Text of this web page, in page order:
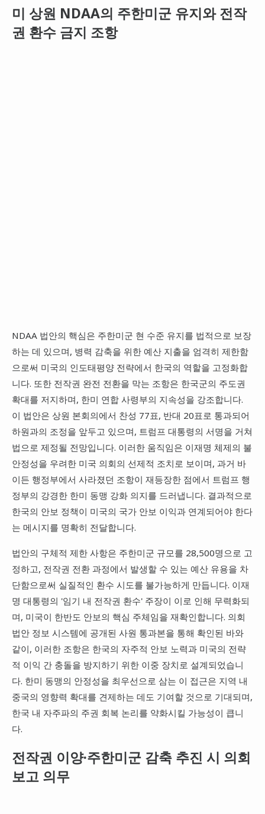
미 상원 NDAA의 주한미군 유지와 전작
권 환수 금지 조항
NDAA 법안의 핵심은 주한미군 현 수준 유지를 법적으로 보장
하는 데 있으며, 병력 감축을 위한 예산 지출을 엄격히 제한함
으로써 미국의 인도태평양 전략에서 한국의 역할을 고정화합
니다. 또한 전작권 완전 전환을 막는 조항은 한국군의 주도권
확대를 저지하며, 한미 연합 사령부의 지속성을 강조합니다.
이 법안은 상원 본회의에서 찬성 77표, 반대 20표로 통과되어
하원과의 조정을 앞두고 있으며, 트럼프 대통령의 서명을 거쳐
법으로 제정될 전망입니다. 이러한 움직임은 이재명 체제의 불
안정성을 우려한 미국 의회의 선제적 조치로 보이며, 과거 바
이든 행정부에서 사라졌던 조항이 재등장한 점에서 트럼프 행
정부의 강경한 한미 동맹 강화 의지를 드러냅니다. 결과적으로
한국의 안보 정책이 미국의 국가 안보 이익과 연계되어야 한다
는 메시지를 명확히 전달합니다.
법안의 구체적 제한 사항은 주한미군 규모를 28,500명으로 고
정하고, 전작권 전환 과정에서 발생할 수 있는 예산 유용을 차
단함으로써 실질적인 환수 시도를 불가능하게 만듭니다. 이재
명 대통령의 '임기 내 전작권 환수' 주장이 이로 인해 무력화되
며, 미국이 한반도 안보의 핵심 주체임을 재확인합니다. 의회
법안 정보 시스템에 공개된 사원 통과본을 통해 확인된 바와
같이, 이러한 조항은 한국의 자주적 안보 노력과 미국의 전략
적 이익 간 충돌을 방지하기 위한 이중 장치로 설계되었습니
다. 한미 동맹의 안정성을 최우선으로 삼는 이 접근은 지역 내
중국의 영향력 확대를 견제하는 데도 기여할 것으로 기대되며,
한국 내 자주파의 주권 회복 논리를 약화시킬 가능성이 큽니
다.
전작권 이양·주한미군 감축 추진 시 의회
보고 의무